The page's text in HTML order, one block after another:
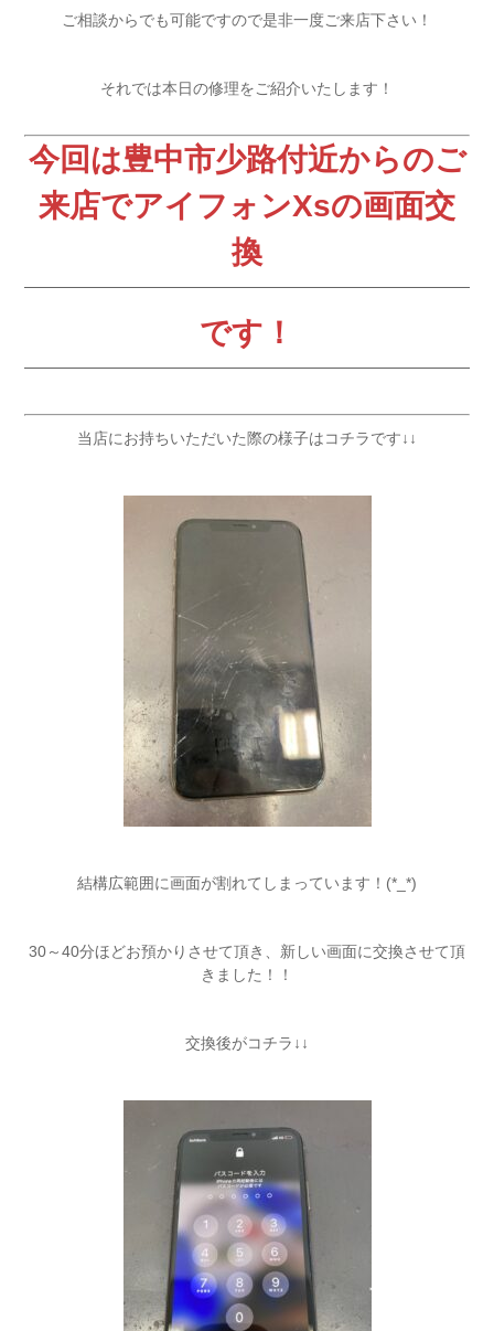
ご相談からでも可能ですので是非一度ご来店下さい！
それでは本日の修理をご紹介いたします！
今回は豊中市少路付近からのご
来店でアイフォンXsの画面交
換
です！
当店にお持ちいただいた際の様子はコチラです↓↓
結構広範囲に画面が割れてしまっています！(*_*)
30～40分ほどお預かりさせて頂き、新しい画面に交換させて頂
きました！！
交換後がコチラ↓↓